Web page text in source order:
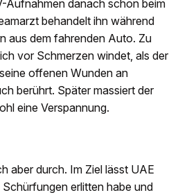
Aufnahmen danach schon beim
behandelt ihn während
aus dem fahrenden Auto. Zu
vor Schmerzen windet, als der
offenen Wunden an
berührt. Später massiert der
eine Verspannung.
aber durch. Im Ziel lässt UAE
erlitten habe und